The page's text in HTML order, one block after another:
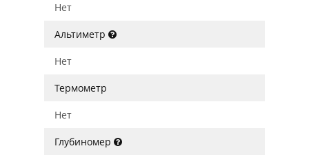
Нет
Альтиметр
Нет
Термометр
Нет
Глубиномер